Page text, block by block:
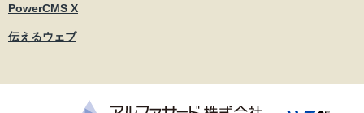
PowerCMS X
伝えるウェブ